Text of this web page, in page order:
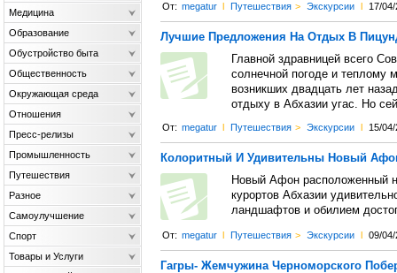
От: megatur l Путешествия > Экскурсии l 17/
Лучшие Предложения На Отдых В
Главной здравницей всего
солнечной погоде и теплому
возникших двадцать лет
отдыху в Абхазии угас. Но
От: megatur l Путешествия > Экскурсии l 15/
Колоритный И Удивительны Новый
Новый Афон расположенный
курортов Абхазии
ландшафтов и обилием
От: megatur l Путешествия > Экскурсии l 09/04/
Гагры- Жемчужина Черноморского
Медицина
Образование
Обустройство быта
Общественность
Окружающая среда
Отношения
Пресс-релизы
Промышленность
Путешествия
Разное
Самоулучшение
Спорт
Товары и Услуги